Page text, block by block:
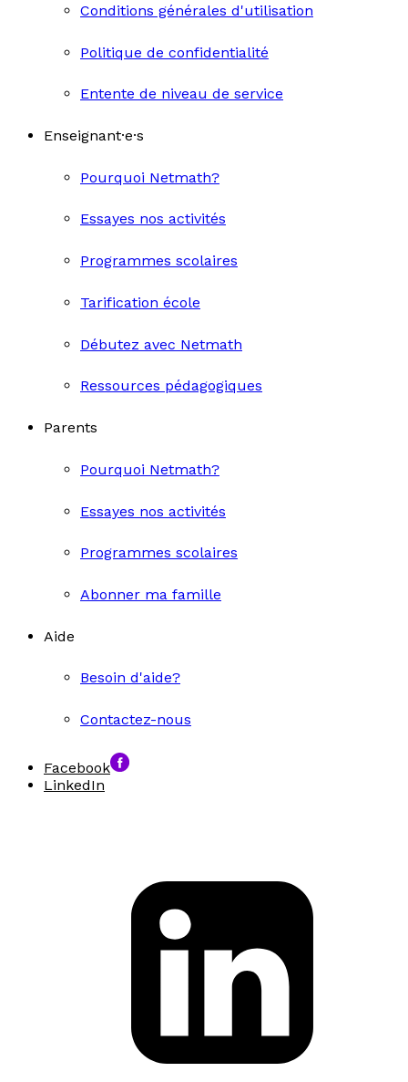
Conditions générales d'utilisation
Politique de confidentialité
Entente de niveau de service
Enseignant·e·s
Pourquoi Netmath?
Essayes nos activités
Programmes scolaires
Tarification école
Débutez avec Netmath
Ressources pédagogiques
Parents
Pourquoi Netmath?
Essayes nos activités
Programmes scolaires
Abonner ma famille
Aide
Besoin d'aide?
Contactez-nous
Facebook
LinkedIn